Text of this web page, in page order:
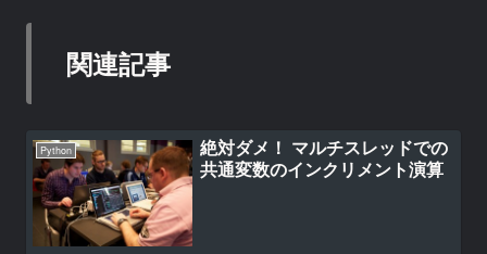
関連記事
Python
絶対ダメ！ マルチスレッドでの
共通変数のインクリメント演算